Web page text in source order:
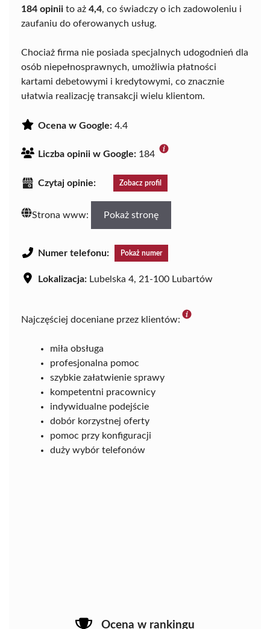
184 opinii to aż 4,4, co świadczy o ich zadowoleniu i
zaufaniu do oferowanych usług.
Chociaż firma nie posiada specjalnych udogodnień dla
osób niepełnosprawnych, umożliwia płatności
kartami debetowymi i kredytowymi, co znacznie
ułatwia realizację transakcji wielu klientom.
Ocena w Google: 4.4
Liczba opinii w Google: 184
Czytaj opinie: Zobacz profil
Strona www: Pokaż stronę
Numer telefonu: Pokaż numer
Lokalizacja: Lubelska 4, 21-100 Lubartów
Najczęściej doceniane przez klientów:
miła obsługa
profesjonalna pomoc
szybkie załatwienie sprawy
kompetentni pracownicy
indywidualne podejście
dobór korzystnej oferty
pomoc przy konfiguracji
duży wybór telefonów
Ocena w rankingu